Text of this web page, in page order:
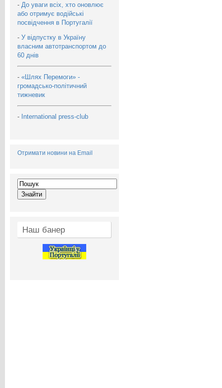
- До уваги всіх, хто оновлює
або отримує водійські
посвідчення в Португалії
- У відпустку в Україну
власним автотранспортом до
60 днів
- «Шлях Перемоги» -
громадсько-політичний
тижневик
- International press-club
Отримати новини на Email
Наш банер